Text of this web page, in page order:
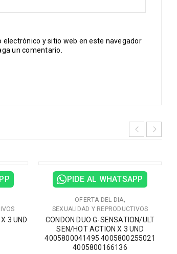
electrónico y sitio web en este navegador
un comentario.
3 UND
VENTA
PIDE AL WHATSAPP
OFERTA DEL DIA,
SEXUALIDAD Y REPRODUCTIVOS
CONDON DUO G-SENSATION/ULT
SEN/HOT ACTION X 3 UND
4005800041495 4005800255021
4005800166136